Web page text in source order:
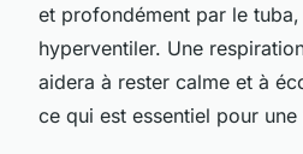
et profondément par le
hyperventiler. Une
aidera à rester calme et à
ce qui est essentiel pour